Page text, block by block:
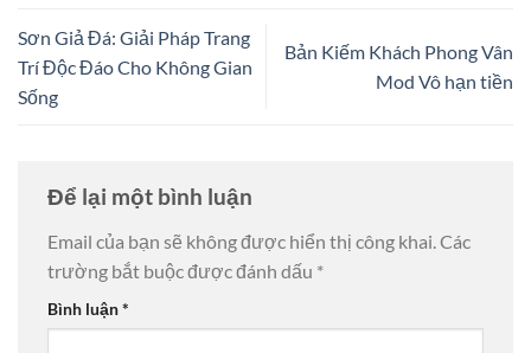
Sơn Giả Đá: Giải Pháp Trang
Trí Độc Đáo Cho Không Gian
Sống
Bản Kiếm Khách Phong Vân
Mod Vô hạn tiền
Để lại một bình luận
Email của bạn sẽ không được hiển thị công khai. Các
trường bắt buộc được đánh dấu *
Bình luận*